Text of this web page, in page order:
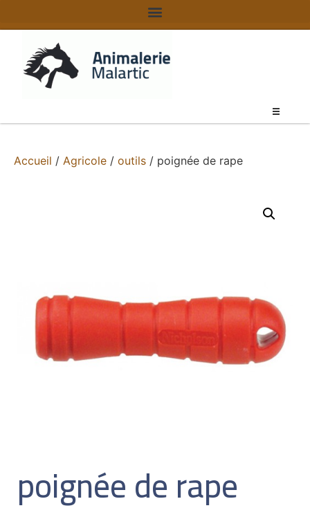
Accueil / Agricole / outils / poignée de rape
poignée de rape